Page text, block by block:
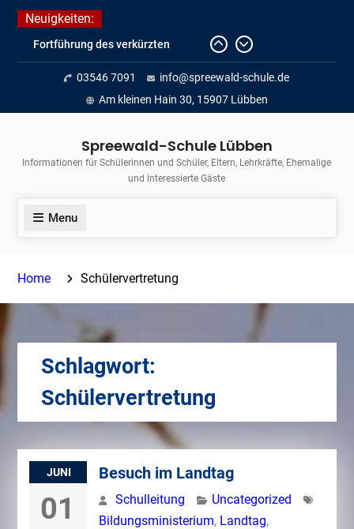
Skip
content
Neuigkeiten:
Fortführung des verkürzten
Unterrichts aufgrund der hohen
Temperaturen (22.06. bis
voraussichtlich zum 26.06.2026)
Journalismus hautnah
Insellauf 2026
03546 7091
info@spreewald-schule.de
Am kleinen Hain 30, 15907 Lübben
Spreewald-Schule Lübben
Informationen für Schülerinnen und Schüler, Eltern, Lehrkräfte, Ehemalige
und interessierte Gäste
Menu
Home Schülervertretung
Schlagwort:
Schülervertretung
JUNI
01
Besuch im Landtag
Schulleitung
Uncategorized
Bildungsministerium, Landtag,